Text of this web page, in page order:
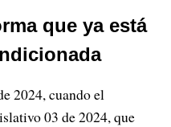
que ya está
2024, cuando el
03 de 2024, que